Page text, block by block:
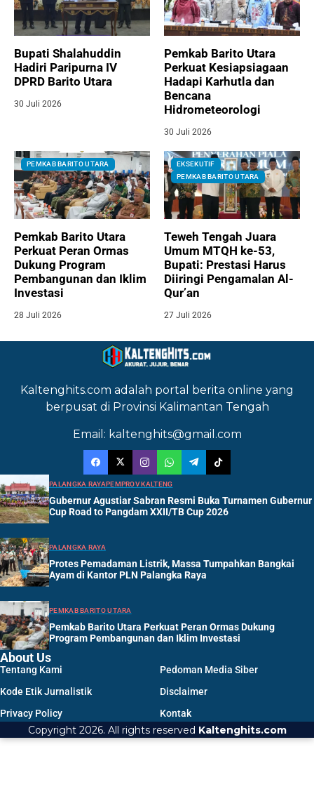
Bupati Shalahuddin
Hadiri Paripurna IV
DPRD Barito Utara
30 Juli 2026
Pemkab Barito Utara
Perkuat Kesiapsiagaan
Hadapi Karhutla dan
Bencana
Hidrometeorologi
30 Juli 2026
PEMKAB BARITO UTARA
Pemkab Barito Utara
Perkuat Peran Ormas
Dukung Program
Pembangunan dan Iklim
Investasi
28 Juli 2026
EKSEKUTIF
PEMKAB BARITO UTARA
Teweh Tengah Juara
Umum MTQH ke-53,
Bupati: Prestasi Harus
Diiringi Pengamalan Al-
Qur’an
27 Juli 2026
Kaltenghits.com adalah portal berita online yang
berpusat di Provinsi Kalimantan Tengah
Email: kaltenghits@gmail.com
PALANGKA RAYAPEMPROV KALTENG
Gubernur Agustiar Sabran Resmi Buka Turnamen Gubernur
Cup Road to Pangdam XXII/TB Cup 2026
PALANGKA RAYA
Protes Pemadaman Listrik, Massa Tumpahkan Bangkai
Ayam di Kantor PLN Palangka Raya
PEMKAB BARITO UTARA
Pemkab Barito Utara Perkuat Peran Ormas Dukung
Program Pembangunan dan Iklim Investasi
About Us
Tentang Kami
Pedoman Media Siber
Kode Etik Jurnalistik
Disclaimer
Privacy Policy
Kontak
Copyright 2026. All rights reserved Kaltenghits.com